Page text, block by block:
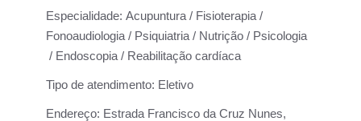
Especialidade: Acupuntura / Fisioterapia /
Fonoaudiologia / Psiquiatria / Nutrição / Psicologia
/ Endoscopia / Reabilitação cardíaca
Tipo de atendimento: Eletivo
Endereço: Estrada Francisco da Cruz Nunes,